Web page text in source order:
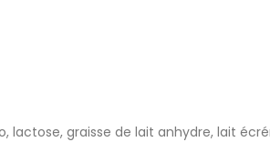
graisse de lait anhydre, lait